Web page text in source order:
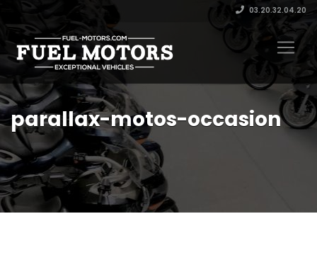
03.20.32.04.20
parallax-motos-occasion